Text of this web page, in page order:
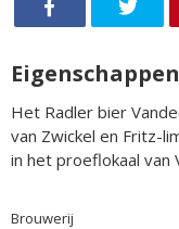
Eigenschappen
Het Radler bier
van Zwickel en Fritz-
in het proeflokaal van
Brouwerij